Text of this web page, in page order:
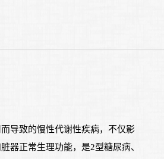
导致的慢性代谢性疾病，不仅影
器正常生理功能，是2型糖尿病、